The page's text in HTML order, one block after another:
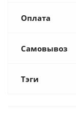
Оплата
Самовывоз
Тэги